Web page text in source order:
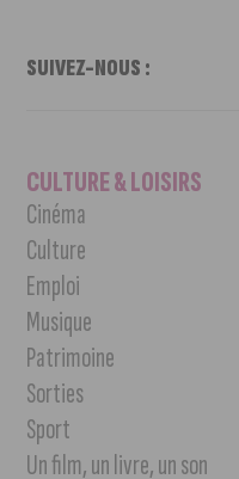
SUIVEZ-NOUS :
CULTURE & LOISIRS
Cinéma
Culture
Emploi
Musique
Patrimoine
Sorties
Sport
Un film, un livre, un son